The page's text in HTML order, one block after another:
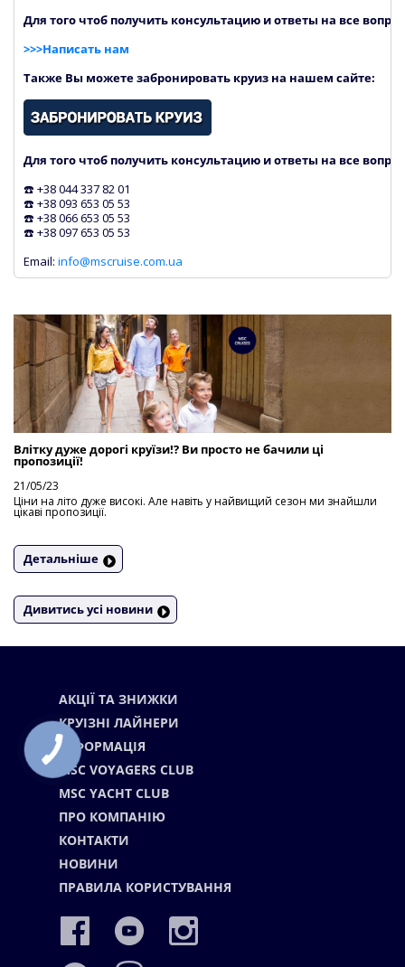
Для того чтоб получить консультацию и ответы на все
>>>Написать нам
Также Вы можете забронировать круиз на нашем сайте:
Для того чтоб получить консультацию и ответы на все
☎️ +38 044 337 82 01
☎️ +38 093 653 05 53
☎️ +38 066 653 05 53
☎️ +38 097 653 05 53
Email: info@mscruise.com.ua
Влітку дуже дорогі круїзи!? Ви просто не бачили ці
пропозиції!
21/05/23
Ціни на літо дуже високі. Але навіть у найвищий сезон ми знайшли
цікаві пропозиції.
Детальніше
Дивитись усі новини
АКЦІЇ ТА ЗНИЖКИ
КРУІЗНІ ЛАЙНЕРИ
ІНФОРМАЦІЯ
MSC VOYAGERS CLUB
MSC YACHT CLUB
ПРО КОМПАНІЮ
КОНТАКТИ
НОВИНИ
ПРАВИЛА КОРИСТУВАННЯ